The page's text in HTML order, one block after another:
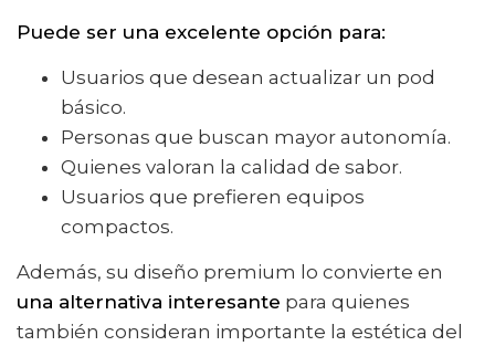
Puede ser una excelente opción para:
Usuarios que desean actualizar un pod
básico.
Personas que buscan mayor autonomía.
Quienes valoran la calidad de sabor.
Usuarios que prefieren equipos
compactos.
Además, su diseño premium lo convierte en
una alternativa interesante para quienes
también consideran importante la estética del